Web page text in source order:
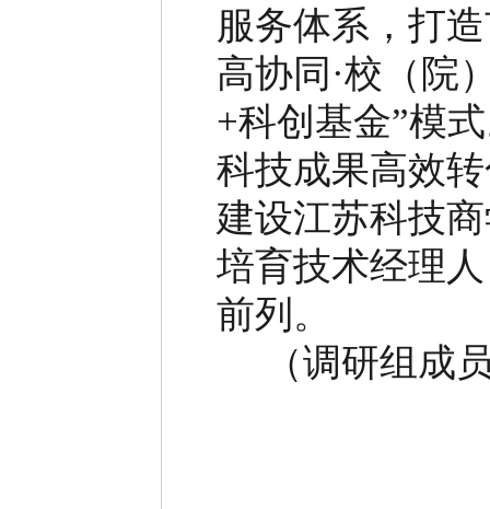
服务体系，打
高协同 ·校（院
+科创基金”模
科技成果高效
建设江苏科技
培育技术经理
前列。
（调研组成